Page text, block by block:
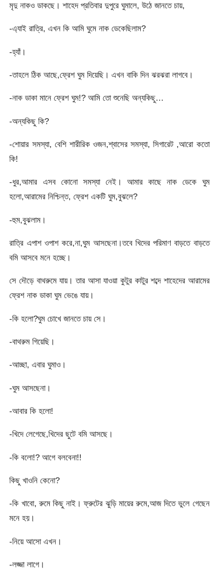
মৃদু নাকও ডাকছে। শাহেদ প্রতিবার দুপুরে ঘুমালে, উঠে জানতে চায়,
-এ্যাই রাত্রি, এখন কি আমি ঘুমে নাক ডেকেছিলাম?
-হ্যাঁ।
-তাহলে ঠিক আছে,ফ্রেশ ঘুম দিয়েছি। এখন বাকি দিন ঝরঝরা লাগবে।
-নাক ডাকা মানে ফ্রেশ ঘুম!? আমি তো শুনেছি অন্যকিছু…
-অন্যকিছু কি?
-শোয়ার সমস্যা, বেশি শারীরিক ওজন,শ্বাসের সমস্যা, সিগারেট ,আরো কতো
কি!
-ধুর,আমার এসব কোনো সমস্যা নেই। আমার কাছে নাক ডেকে ঘুম
হলো,আরামের নিশ্চিন্ত, ফ্রেশ একটি ঘুম,বুঝলে?
-হুম,বুঝলাম।
রাত্রি এপাশ ওপাশ করে,না,ঘুম আসছেনা।তবে খিদের পরিমাণ বাড়তে বাড়তে
বমি আসবে মনে হচ্ছে।
সে দৌড়ে বাথরুমে যায়। তার আসা যাওয়া কুটুর কাটুর শব্দে শাহেদের আরামের
ফ্রেশ নাক ডাকা ঘুম ভেঙে যায়।
-কি হলো?ঘুম চোখে জানতে চায় সে।
-বাথরুম গিয়েছি।
-আচ্ছা, এবার ঘুমাও।
-ঘুম আসছেনা।
-আবার কি হলো!
-খিদে লেগেছে,খিদের ছুটে বমি আসছে।
-কি বলো!? আগে বলবেনা!!
কিছু খাওনি কেনো?
-কি খাবো, রুমে কিছু নাই। ফ্রুটের ঝুড়ি মায়ের রুমে,আজ দিতে ভুলে গেছেন
মনে হয়।
-নিয়ে আসো এখন।
-লজ্জা লাগে।